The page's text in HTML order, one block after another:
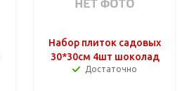
Набор плиток садовых
30*30см 4шт шоколад
Достаточно